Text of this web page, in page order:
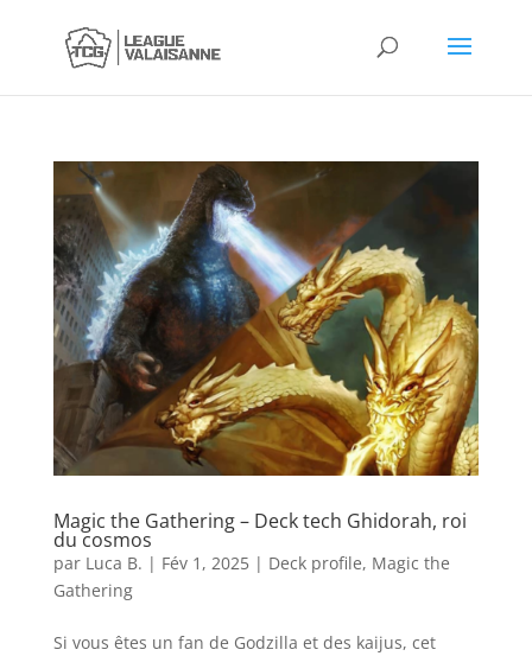
Magic the Gathering – Deck tech Ghidorah, roi
du cosmos
par Luca B. | Fév 1, 2025| Deck profile, Magic the
Gathering
Si vous êtes un fan de Godzilla et des kaijus, cet